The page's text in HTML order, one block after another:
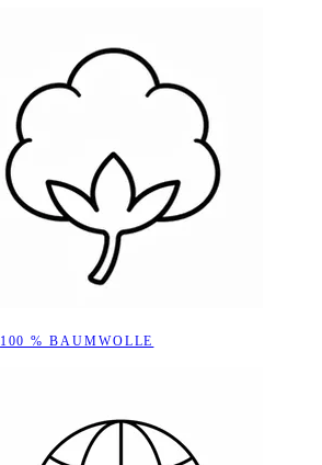
100 % BAUMWOLLE